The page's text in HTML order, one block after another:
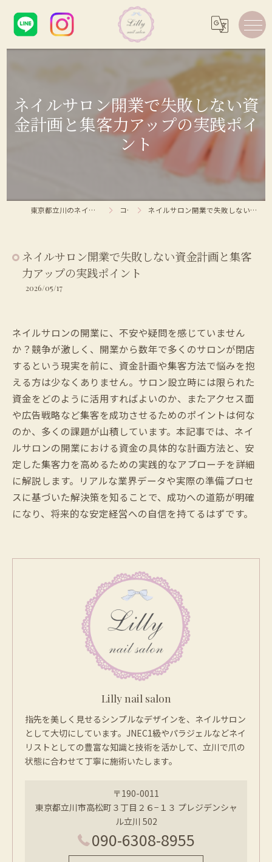
ネイルサロン開業で失敗しない資
金計画と集客力アップの実践ポイ
ント
東京都立川のネイルサロンならLilly nail salon コラム ネイルサロン開業で失敗しない資金計画と集客力アップの実践ポイント
ネイルサロン開業で失敗しない資金計画と集客
力アップの実践ポイント
2026/05/17
ネイルサロンの開業に、不安や疑問を感じていません
か？競争が激しく、開業から数年で多くのサロンが閉店
するという現実を前に、資金計画や集客方法で悩みを抱
える方は少なくありません。サロン設立時には限られた
資金をどのように活用すればよいのか、またアクセス面
や広告戦略など集客を成功させるためのポイントは何な
のか、多くの課題が山積しています。本記事では、ネイ
ルサロンの開業における資金の具体的な計画方法と、安
定した集客力を高めるための実践的なアプローチを詳細
に解説します。リアルな業界データや実際の準備プロセ
スに基づいた解決策を知ることで、成功への道筋が明確
になり、将来的な安定経営への自信を持てるはずです。
Lilly nail salon
指先を美しく見せるシンプルなデザインを、ネイルサロン
として大切にしています。JNEC1級やパラジェルなどネイ
リストとしての豊富な知識と技術を活かして、立川で爪の
状態に合わせて丁寧に施術いたします。
〒190-0011
東京都立川市高松町３丁目２６−１３ プレジデンシャ
ル立川 502
090-6308-8955